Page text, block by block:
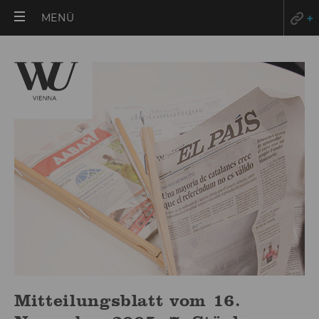
MENÜ
Mitteilungsblatt vom 16.